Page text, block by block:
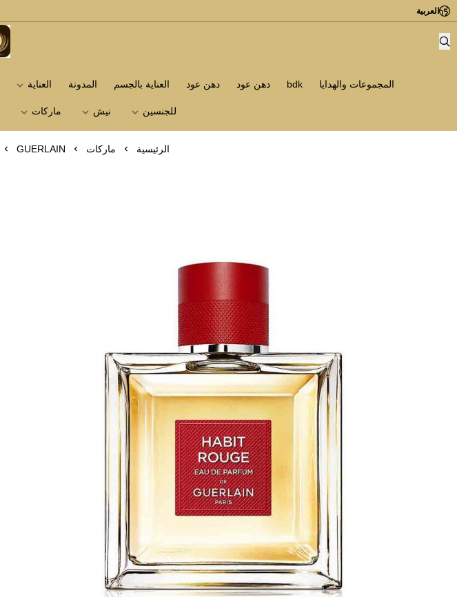
العربية
المجموعات والهدايا bdk دهن عود دهن عود العناية بالجسم المدونة العناية
للجنسين نيش ماركات
الرئيسية ماركات GUERLAIN